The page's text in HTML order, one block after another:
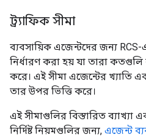
ট্র্যাফিক সীমা
ব্যবসায়িক এজেন্টদের জন্য RCS-
নির্ধারণ করা হয় যা তারা কতগুলি
করে। এই সীমা এজেন্টের খ্যাতি
তার উপর ভিত্তি করে।
এই সীমাগুলির বিস্তারিত ব্যাখ্যা
নির্দিষ্ট নিয়মগুলির জন্য, এজেন্ট